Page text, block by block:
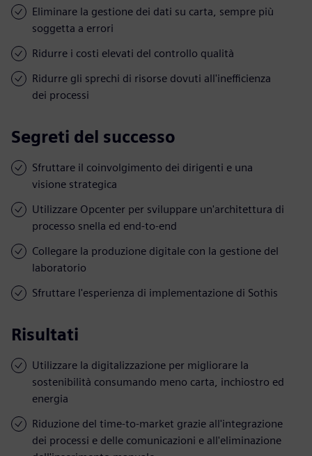
Eliminare la gestione dei dati su carta, sempre più
soggetta a errori
Ridurre i costi elevati del controllo qualità
Ridurre gli sprechi di risorse dovuti all'inefficienza
dei processi
Segreti del successo
Sfruttare il coinvolgimento dei dirigenti e una
visione strategica
Utilizzare Opcenter per sviluppare un'architettura di
processo snella ed end-to-end
Collegare la produzione digitale con la gestione del
laboratorio
Sfruttare l'esperienza di implementazione di Sothis
Risultati
Utilizzare la digitalizzazione per migliorare la
sostenibilità consumando meno carta, inchiostro ed
energia
Riduzione del time-to-market grazie all'integrazione
dei processi e delle comunicazioni e all'eliminazione